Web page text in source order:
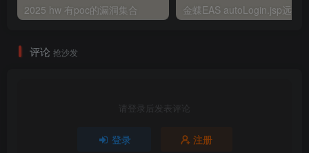
2025 hw 有poc的漏洞集合
评论 抢沙发
请登录后发表评论
登录 注册